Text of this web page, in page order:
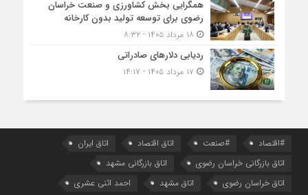
همگرایی بخش کشاورزی و صنعت خراسان
رضوی برای توسعه تولید بدون کارخانه
ردیابی دلارهای صادراتی
#اقتصاد #صنعت اتاق اقتصاد
اتاق ایران
اتاق بازرگانی خراسان رضوی
اتاق بازرگانی مشهد
اتاق خراسان رضوی
اتاق مشهد
احمد اثنی عشری